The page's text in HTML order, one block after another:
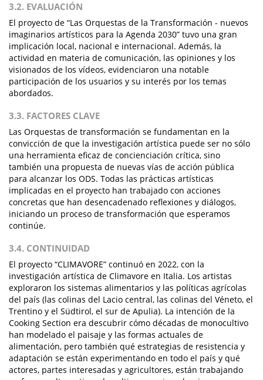
3.2. EVALUACIÓN
El proyecto de “Las Orquestas de la Transformación - nuevos
imaginarios artísticos para la Agenda 2030” tuvo una gran
implicación local, nacional e internacional. Además, la
actividad en materia de comunicación, las opiniones y los
visionados de los vídeos, evidenciaron una notable
participación de los usuarios y su interés por los temas
abordados.
3.3. FACTORES CLAVE
Las Orquestas de transformación se fundamentan en la
convicción de que la investigación artística puede ser no sólo
una herramienta eficaz de concienciación crítica, sino
también una propuesta de nuevas vías de acción pública
para alcanzar los ODS. Todas las prácticas artísticas
implicadas en el proyecto han trabajado con acciones
concretas que han desencadenado reflexiones y diálogos,
iniciando un proceso de transformación que esperamos
continúe.
3.4. CONTINUIDAD
El proyecto “CLIMAVORE” continuó en 2022, con la
investigación artística de Climavore en Italia. Los artistas
exploraron los sistemas alimentarios y las políticas agrícolas
del país (las colinas del Lacio central, las colinas del Véneto, el
Trentino y el Südtirol, el sur de Apulia). La intención de la
Cooking Section era descubrir cómo décadas de monocultivo
han modelado el paisaje y las formas actuales de
alimentación, pero también qué estrategias de resistencia y
adaptación se están experimentando en todo el país y qué
actores, partes interesadas y agricultores, están trabajando